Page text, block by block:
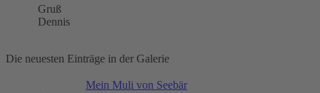
Gruß
Dennis
Die neuesten Einträge in der Galerie
Mein Muli von Seebär